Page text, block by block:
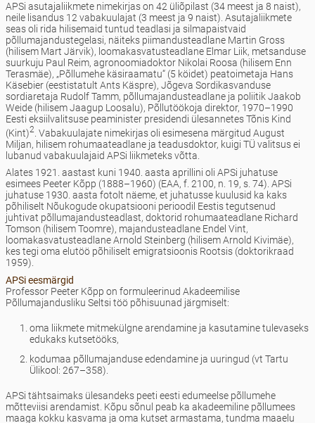
APSi asutajaliikmete nimekirjas on 42 üliõpilast (34 meest ja 8 naist),
neile lisandus 12 vabakuulajat (3 meest ja 9 naist). Asutajaliikmete
seas oli rida hilisemaid tuntud teadlasi ja silmapaistvaid
põllumajandustegelasi, näiteks piimandusteadlane Martin Gross
(hilisem Mart Järvik), loomakasvatusteadlane Elmar Liik, metsanduse
suurkuju Paul Reim, agronoomiadoktor Nikolai Roosa (hilisem Enn
Terasmäe), „Põllumehe käsiraamatu“ (5 köidet) peatoimetaja Hans
Käsebier (eestistatult Ants Käspre), Jõgeva Sordikasvanduse
sordiaretaja Rudolf Tamm, põllumajandusteadlane ja poliitik Jaakob
Weide (hilisem Jaagup Loosalu), Põllutöökoja direktor, 1970–1990
Eesti eksiilvalitsuse peaminister presidendi ülesannetes Tõnis Kind
(Kint)2 . Vabakuulajate nimekirjas oli esimesena märgitud August
Miljan, hilisem rohumaateadlane ja teadusdoktor, kuigi TÜ valitsus ei
lubanud vabakuulajaid APSi liikmeteks võtta.
Alates 1921. aastast kuni 1940. aasta aprillini oli APSi juhatuse
esimees Peeter Kõpp (1888–1960) (EAA, f. 2100, n. 19, s. 74). APSi
juhatuse 1930. aasta fotolt näeme, et juhatusse kuulusid ka kaks
põhiliselt Nõukogude okupatsiooni perioodil Eestis tegutsenud
juhtivat põllumajandusteadlast, doktorid rohumaateadlane Richard
Tomson (hilisem Toomre), majandusteadlane Endel Vint,
loomakasvatusteadlane Arnold Steinberg (hilisem Arnold Kivimäe),
kes tegi oma elutöö põhiliselt emigratsioonis Rootsis (doktorikraad
1959).
APSi eesmärgid
Professor Peeter Kõpp on formuleerinud Akadeemilise
Põllumajandusliku Seltsi töö põhisuunad järgmiselt:
oma liikmete mitmekülgne arendamine ja kasutamine tulevaseks
edukaks kutsetööks,
kodumaa põllumajanduse edendamine ja uuringud (vt Tartu
Ülikool: 267–358).
APSi tähtsaimaks ülesandeks peeti eesti edumeelse põllumehe
mõtteviisi arendamist. Kõpu sõnul peab ka akadeemiline põllumees
maaga kokku kasvama ja oma kutset armastama, tundma maaelu